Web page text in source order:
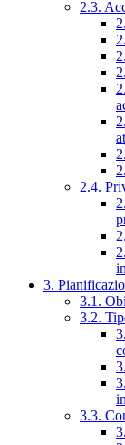
2.3.
2.4.
3.
3.1.
3.2.
3.3.